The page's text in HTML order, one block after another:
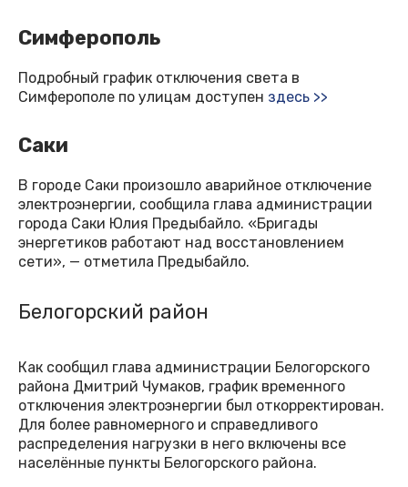
Симферополь
Подробный график отключения света в
Симферополе по улицам доступен здесь >>
Саки
В городе Саки произошло аварийное отключение
электроэнергии, сообщила глава администрации
города Саки Юлия Предыбайло. «Бригады
энергетиков работают над восстановлением
сети», — отметила Предыбайло.
Белогорский район
Как сообщил глава администрации Белогорского
района Дмитрий Чумаков, график временного
отключения электроэнергии был откорректирован.
Для более равномерного и справедливого
распределения нагрузки в него включены все
населённые пункты Белогорского района.